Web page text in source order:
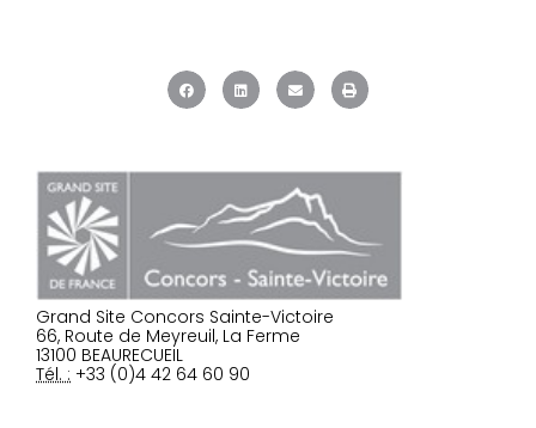
Grand Site Concors Sainte-Victoire
66, Route de Meyreuil, La Ferme
13100 BEAURECUEIL
Tél. : +33 (0)4 42 64 60 90